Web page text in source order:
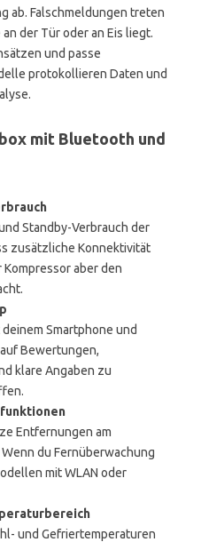
ab. Falschmeldungen treten
der Tür oder an Eis liegt.
und passe
protokollieren Daten und
mit Bluetooth und
Standby-Verbrauch der
zusätzliche Konnektivität
aber den
Smartphone und
Bewertungen,
klare Angaben zu
Entfernungen am
du Fernüberwachung
mit WLAN oder
und Gefriertemperaturen